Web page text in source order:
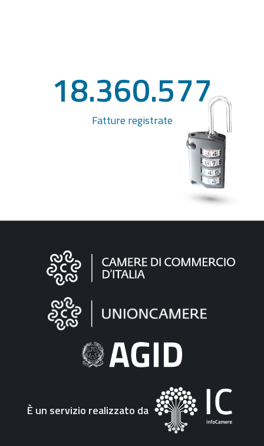
18.360.577
Fatture registrate
Informazioni
"Fattura
Elettronica"
È un servizio realizzato da